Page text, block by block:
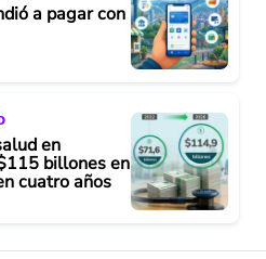
a pagar con
en
billones en
cuatro años